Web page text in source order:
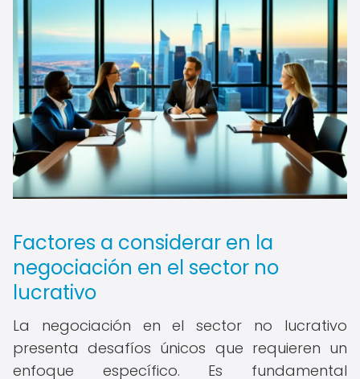
Factores a considerar en la
negociación en el sector no
lucrativo
La negociación en el sector no lucrativo
presenta desafíos únicos que requieren un
enfoque específico. Es fundamental